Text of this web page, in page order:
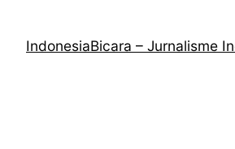
kontenIndonesiaBicara – Jurnalisme